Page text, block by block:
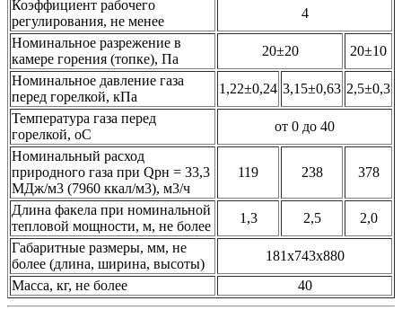
Коэффициент рабочего
регулирования, не менее
4
Номинальное разрежение в
камере горения (топке), Па
20±20
20±10
Номинальное давление газа
перед горелкой, кПа
1,22±0,24 3,15±0,63 2,5±0,3
Температура газа перед
горелкой, oС
от 0 до 40
Номинальный расход
природного газа при Qpн = 33,3
МДж/м3 (7960 ккал/м3), м3/ч
119 238 378
Длина факела при номинальной
тепловой мощности, м, не более
1,3 2,5
2,0
Габаритные размеры, мм, не
более (длина, ширина, высоты)
181х743х880
Масса, кг, не более
40